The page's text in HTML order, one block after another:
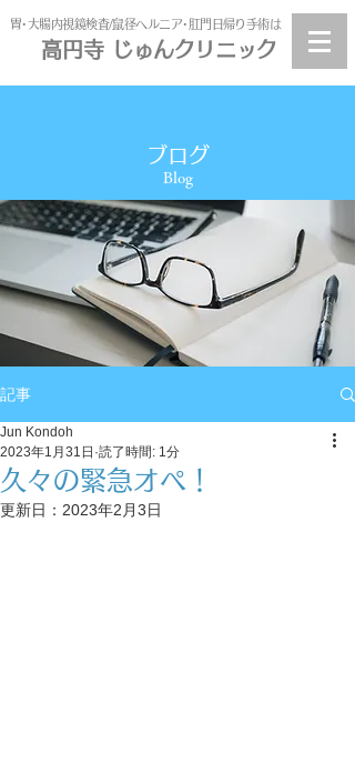
高円寺 じゅんクリニック
​胃･大腸内視鏡検査/鼠径ヘルニア･肛門日帰り手術は
高円寺 じゅんクリニック
ブログ
Blog
記事
久々の緊急オペ！
Jun Kondoh
2023年1月31日 読了時間: 1分
更新日： 2023年2月3日